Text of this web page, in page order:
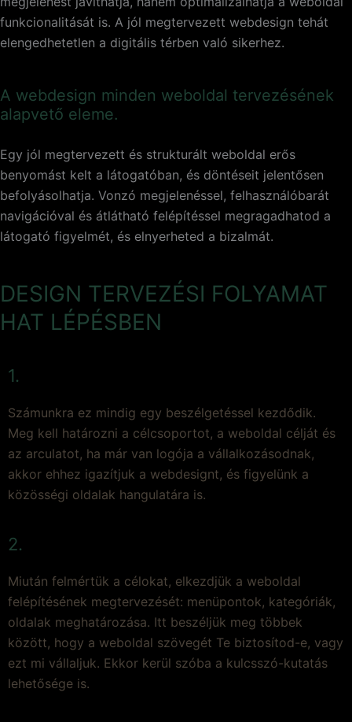
funkcionalitását is. A jól megtervezett webdesign tehát
elengedhetetlen a digitális térben való sikerhez.
A webdesign minden weboldal tervezésének
alapvető eleme.
Egy jól megtervezett és strukturált weboldal erős
benyomást kelt a látogatóban, és döntéseit jelentősen
befolyásolhatja. Vonzó megjelenéssel, felhasználóbarát
navigációval és átlátható felépítéssel megragadhatod a
látogató figyelmét, és elnyerheted a bizalmát.
DESIGN TERVEZÉSI FOLYAMAT
HAT LÉPÉSBEN
1.
Számunkra ez mindig egy beszélgetéssel kezdődik.
Meg kell határozni a célcsoportot, a weboldal célját és
az arculatot, ha már van logója a vállalkozásodnak,
akkor ehhez igazítjuk a webdesignt, és figyelünk a
közösségi oldalak hangulatára is.
2.
Miután felmértük a célokat, elkezdjük a weboldal
felépítésének megtervezését: menüpontok, kategóriák,
oldalak meghatározása. Itt beszéljük meg többek
között, hogy a weboldal szövegét Te biztosítod-e, vagy
ezt mi vállaljuk. Ekkor kerül szóba a kulcsszó-kutatás
lehetősége is.